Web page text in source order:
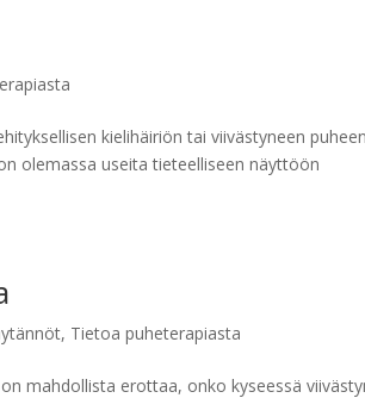
kielihäiriön tai viivästyneen
olemassa useita tieteelliseen näyttöön
, Tietoa puheterapiasta
mahdollista erottaa, onko kyseessä